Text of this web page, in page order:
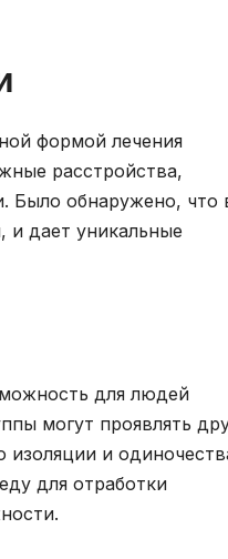
формой лечения
расстройства,
Было обнаружено, что
и дает уникальные
для людей
могут проявлять
и
для отработки